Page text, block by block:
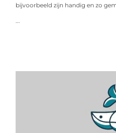
bijvoorbeeld zijn handig en zo
...